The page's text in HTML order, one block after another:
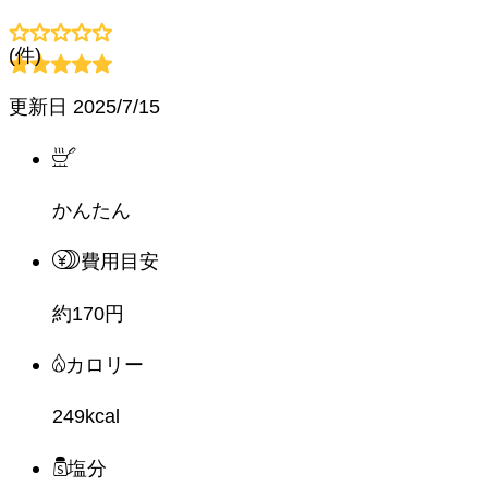
(件)
更新日 2025/7/15
かんたん
費用目安
約170円
カロリー
249kcal
塩分